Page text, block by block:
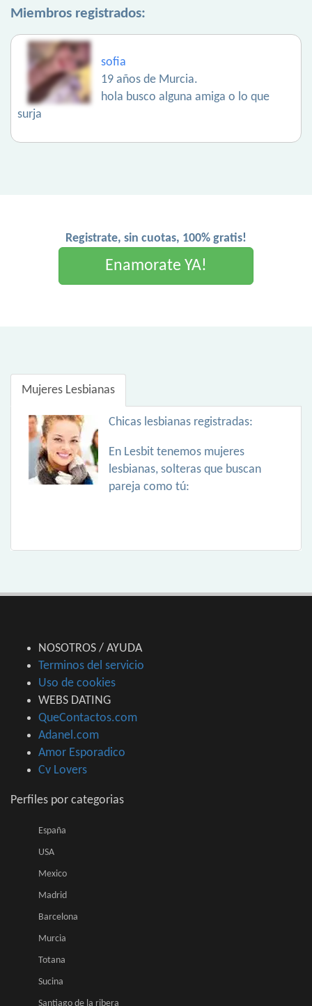
Miembros registrados:
sofia
19 años de Murcia.
hola busco alguna amiga o lo que
surja
Registrate, sin cuotas, 100% gratis!
Enamorate YA!
Mujeres Lesbianas
Chicas lesbianas registradas:
En Lesbit tenemos mujeres
lesbianas, solteras que buscan
pareja como tú:
NOSOTROS / AYUDA
Terminos del servicio
Uso de cookies
WEBS DATING
QueContactos.com
Adanel.com
Amor Esporadico
Cv Lovers
Perfiles por categorias
España
USA
Mexico
Madrid
Barcelona
Murcia
Totana
Sucina
Santiago de la ribera